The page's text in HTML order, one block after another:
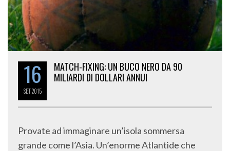
16
SET2015
MATCH-FIXING: UN BUCO NERO DA 90
MILIARDI DI DOLLARI ANNUI
Provate ad immaginare un’isola sommersa
grande come l’Asia. Un’enorme Atlantide che